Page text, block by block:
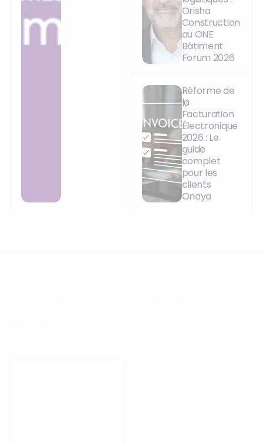
Orisha
Construction
au ONE
Bâtiment
Forum 2026
Réforme de
la
Facturation
Électronique
2026 : Le
guide
complet
pour les
clients
Onaya